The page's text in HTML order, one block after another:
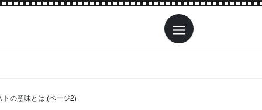
の意味とは (ページ2)